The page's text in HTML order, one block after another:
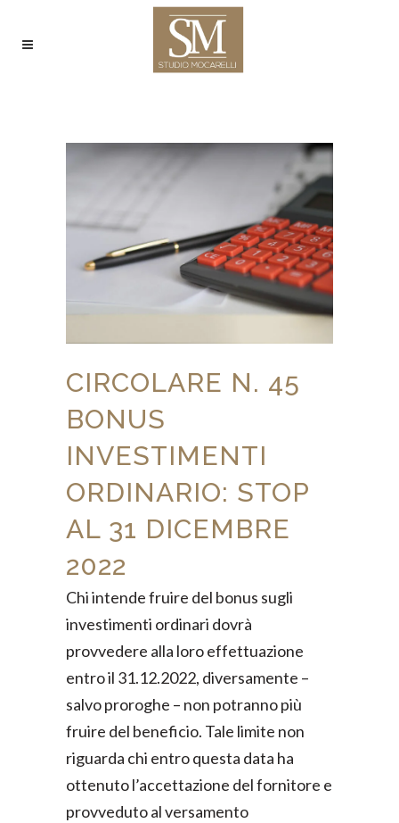
CIRCOLARE N. 45
BONUS
INVESTIMENTI
ORDINARIO: STOP
AL 31 DICEMBRE
2022
Chi intende fruire del bonus sugli
investimenti ordinari dovrà
provvedere alla loro effettuazione
entro il 31.12.2022, diversamente –
salvo proroghe – non potranno più
fruire del beneficio. Tale limite non
riguarda chi entro questa data ha
ottenuto l’accettazione del fornitore e
provveduto al versamento